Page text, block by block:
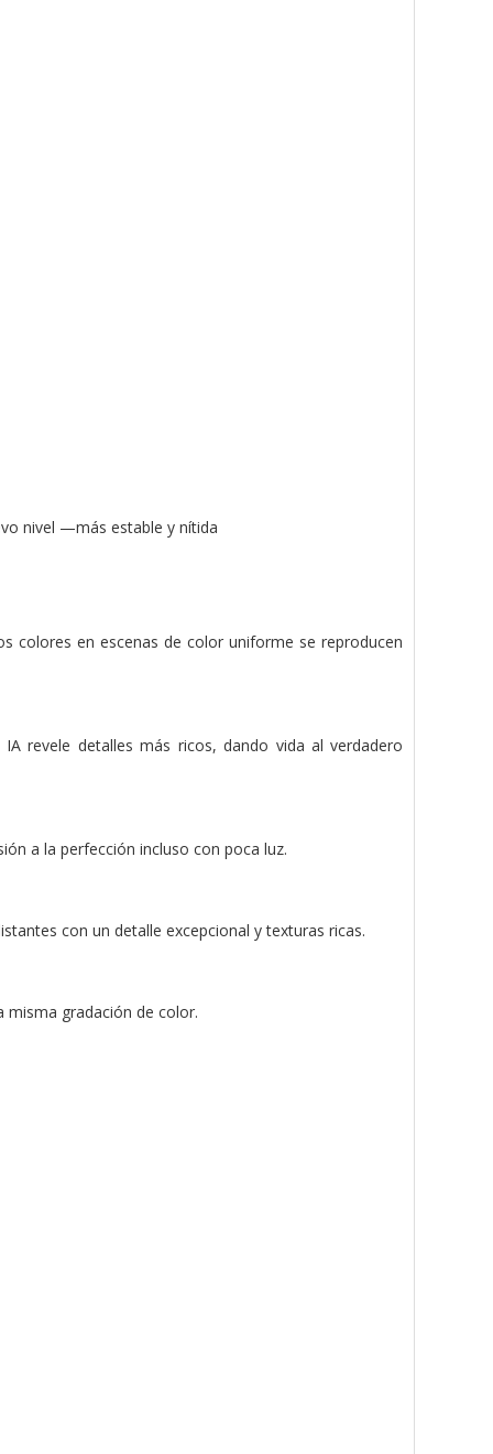
nivel —más estable y nítida
colores en escenas de color uniforme se reproducen
revele detalles más ricos, dando vida al verdadero
a la perfección incluso con poca luz.
con un detalle excepcional y texturas ricas.
misma gradación de color.